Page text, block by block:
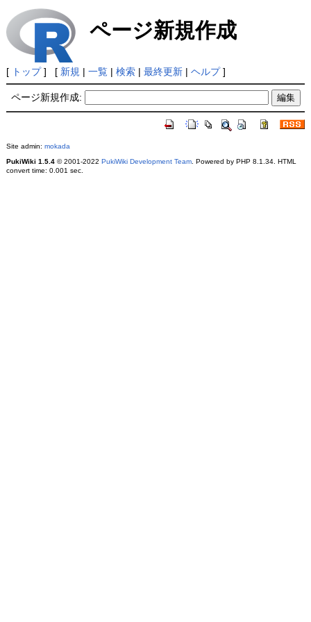
ページ新規作成
[ トップ] [ 新規 | 一覧| 検索| 最終更新| ヘルプ]
ページ新規作成:
Site admin: mokada
PukiWiki 1.5.4© 2001-2022 PukiWiki Development Team. Powered by PHP 8.1.34. HTML
convert time: 0.001 sec.